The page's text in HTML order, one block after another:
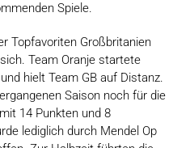
Spiele.
Topfavoriten Großbritanien
Team Oranje startete
hielt Team GB auf Distanz.
Saison noch für die
14 Punkten und 8
lediglich durch Mendel Op